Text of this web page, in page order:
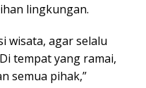
lingkungan.
wisata, agar selalu
tempat yang ramai,
semua pihak,”